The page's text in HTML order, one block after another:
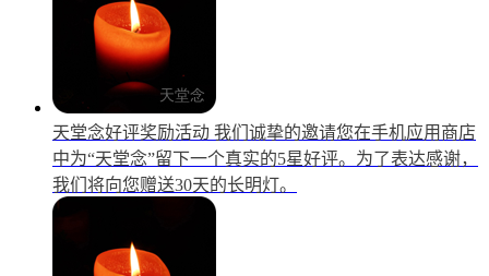
天堂念好评奖励活动 我们诚挚的邀请您在手机应用商店
中为“天堂念”留下一个真实的5星好评。为了表达感谢，
我们将向您赠送30天的长明灯。